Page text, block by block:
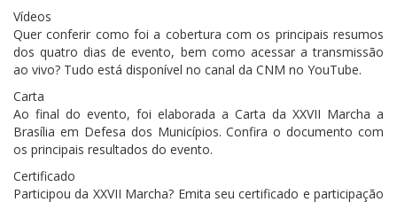
Vídeos
Quer conferir como foi a cobertura com os principais resumos
dos quatro dias de evento, bem como acessar a transmissão
ao vivo? Tudo está disponível no canal da CNM no YouTube.
Carta
Ao final do evento, foi elaborada a Carta da XXVII Marcha a
Brasília em Defesa dos Municípios. Confira o documento com
os principais resultados do evento.
Certificado
Participou da XXVII Marcha? Emita seu certificado e participação